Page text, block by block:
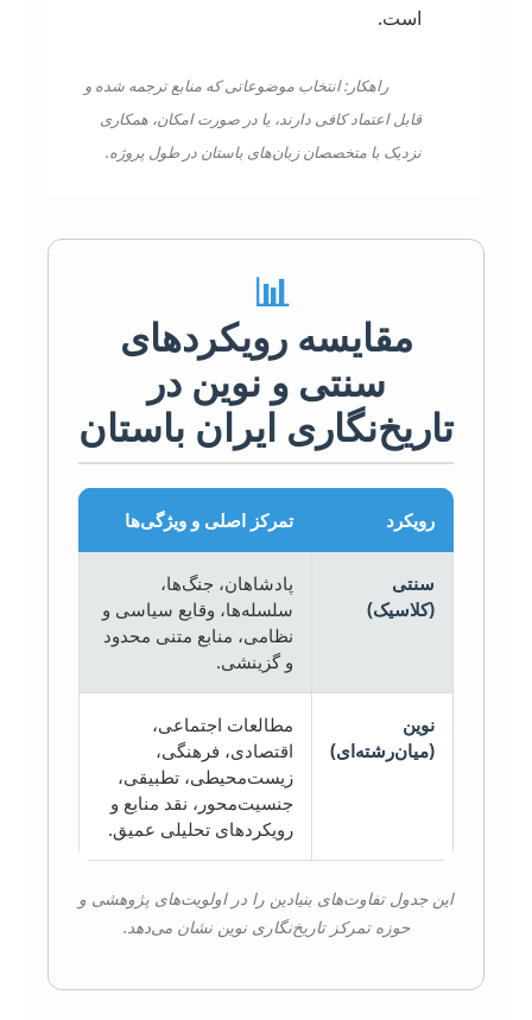
است.
راهکار: انتخاب موضوعاتی که منابع ترجمه شده و
قابل اعتماد کافی دارند، یا در صورت امکان، همکاری
نزدیک با متخصصان زبان‌های باستان در طول پروژه.
📊
مقایسه رویکردهای
سنتی و نوین در
تاریخ‌نگاری ایران باستان
رویکرد تمرکز اصلی و ویژگی‌ها
سنتی
(کلاسیک)
پادشاهان، جنگ‌ها،
سلسله‌ها، وقایع سیاسی و
نظامی، منابع متنی محدود
و گزینشی.
نوین
(میان‌رشته‌ای)
مطالعات اجتماعی،
اقتصادی، فرهنگی،
زیست‌محیطی، تطبیقی،
جنسیت‌محور، نقد منابع و
رویکردهای تحلیلی عمیق.
این جدول تفاوت‌های بنیادین را در اولویت‌های پژوهشی و
حوزه تمرکز تاریخ‌نگاری نوین نشان می‌دهد.